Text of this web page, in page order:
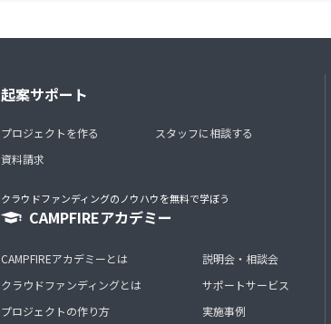
起案サポート
プロジェクトを作る
資料請求
スタッフに相談する
クラウドファンディングのノウハウを無料で学ぼう
CAMPFIREアカデミー
CAMPFIREアカデミーとは
クラウドファンディングとは
プロジェクトの作り方
説明会・相談会
サポートサービス
実施事例